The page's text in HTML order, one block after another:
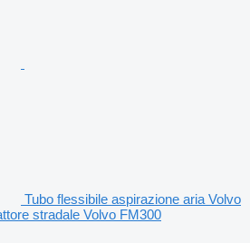
Tubo flessibile aspirazione aria Volvo
stradale Volvo FM300